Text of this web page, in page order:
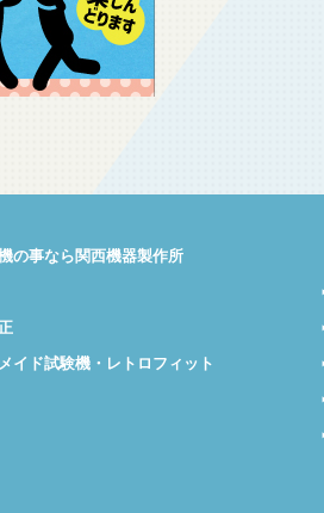
の事なら関西機器製作所
イド試験機・レトロフィット